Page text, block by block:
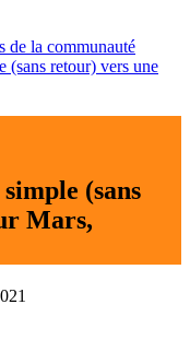
de la communauté
(sans retour) vers une
(sans
Mars,